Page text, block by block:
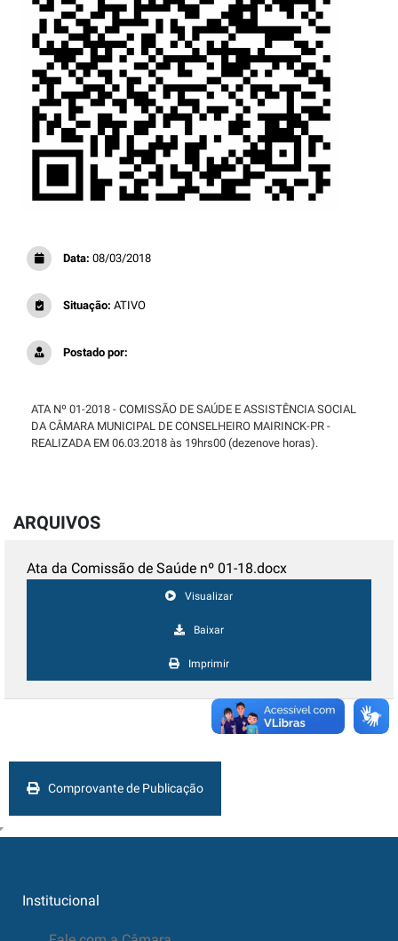
Data: 08/03/2018
Situação: ATIVO
Postado por:
ATA Nº 01-2018 - COMISSÃO DE SAÚDE E ASSISTÊNCIA SOCIAL
DA CÂMARA MUNICIPAL DE CONSELHEIRO MAIRINCK-PR -
REALIZADA EM 06.03.2018 às 19hrs00 (dezenove horas).
ARQUIVOS
Ata da Comissão de Saúde nº 01-18.docx
Visualizar
Baixar
Imprimir
Comprovante de Publicação
Institucional